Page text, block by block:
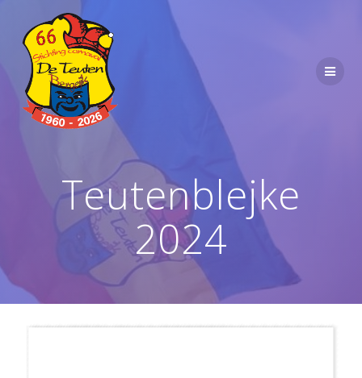
de
inhoud
Teutenblejke
2024